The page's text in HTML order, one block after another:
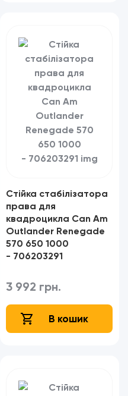
Стійка стабілізатора
права для
квадроцикла Can Am
Outlander Renegade
570 650 1000
- 706203291
3 992 грн.
В кошик